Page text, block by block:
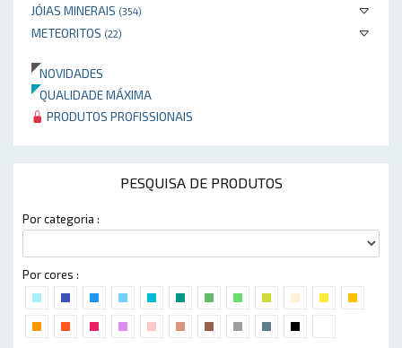
JÓIAS MINERAIS (354)
METEORITOS (22)
NOVIDADES
QUALIDADE MÁXIMA
PRODUTOS PROFISSIONAIS
PESQUISA DE PRODUTOS
Por categoria :
Por cores :